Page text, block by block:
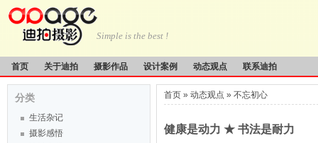
Simple is the best !
首页 关于迪拍 摄影作品 设计案例 动态观点 联系迪拍
分类
生活杂记
摄影感悟
首页 » 动态观点 » 不忘初心
健康是动力 ★ 书法是耐力